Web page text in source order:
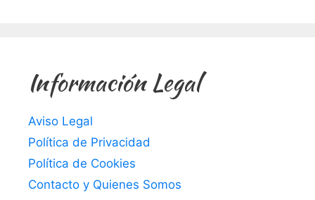
Información Legal
Aviso Legal
Política de Privacidad
Política de Cookies
Contacto y Quienes Somos